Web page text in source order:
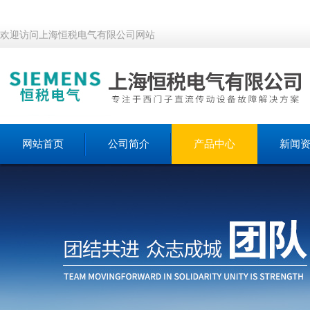
欢迎访问上海恒税电气有限公司网站
网站首页 公司简介 产品中心 新闻